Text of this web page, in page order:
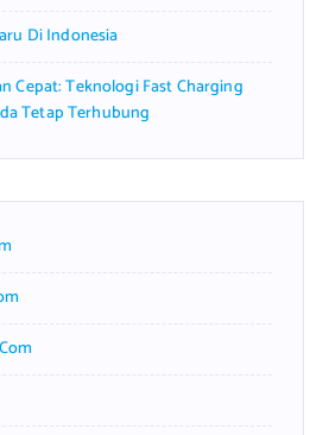
Di Indonesia
Cepat: Teknologi Fast Charging
Tetap Terhubung